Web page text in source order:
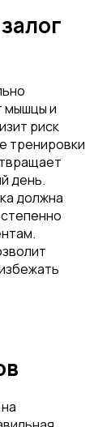
мышцы и
риск
тренировки
день.
должна